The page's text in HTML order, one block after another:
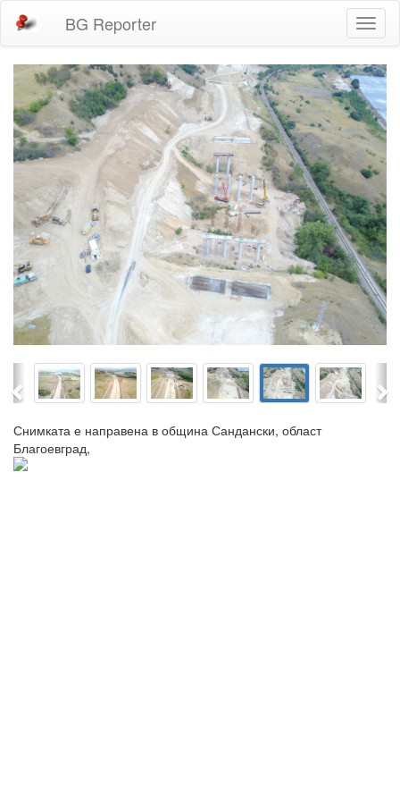
BG Reporter
Previous
Снимката е направена в община Сандански, област
Благоевград,